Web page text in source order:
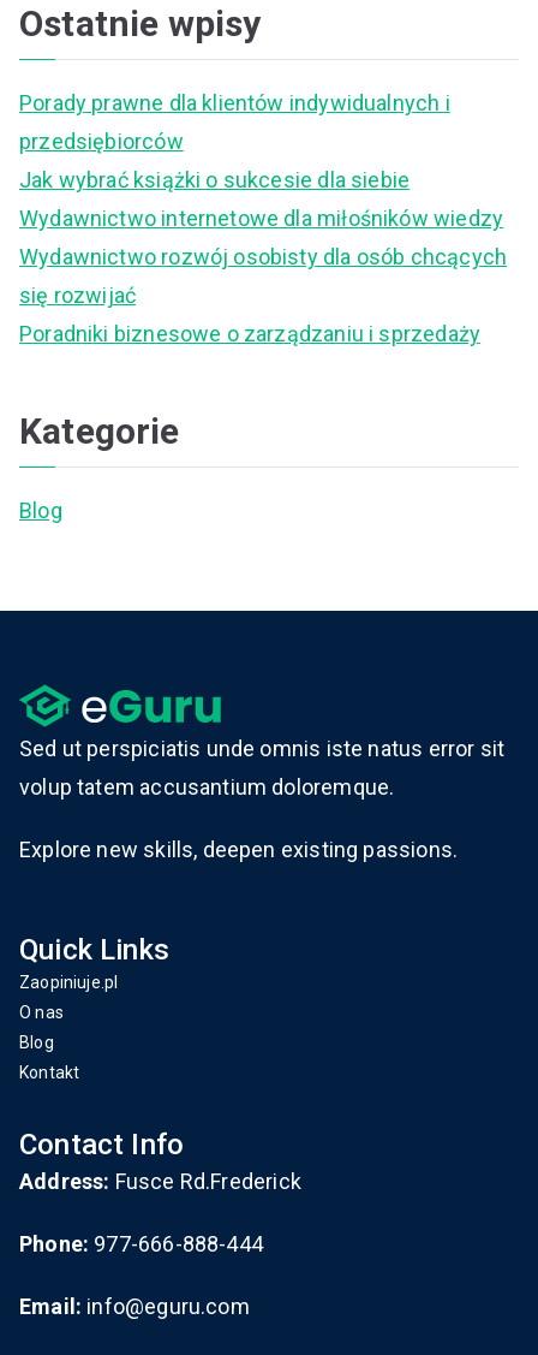
Ostatnie wpisy
Porady prawne dla klientów indywidualnych i
przedsiębiorców
Jak wybrać książki o sukcesie dla siebie
Wydawnictwo internetowe dla miłośników wiedzy
Wydawnictwo rozwój osobisty dla osób chcących
się rozwijać
Poradniki biznesowe o zarządzaniu i sprzedaży
Kategorie
Blog
Sed ut perspiciatis unde omnis iste natus error sit
volup tatem accusantium doloremque.
Explore new skills, deepen existing passions.
Quick Links
Zaopiniuje.pl
O nas
Blog
Kontakt
Contact Info
Address: Fusce Rd.Frederick
Phone: 977-666-888-444
Email: info@eguru.com